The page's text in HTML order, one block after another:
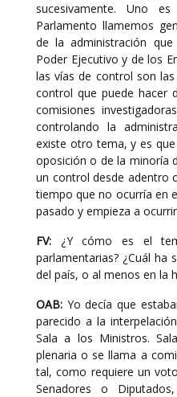
sucesivamente. Uno
Parlamento llamemos
de la administración
Poder Ejecutivo y de los
las vías de control son
control que puede hacer
comisiones
controlando la
existe otro tema, y es
oposición o de la minoría
un control desde adentro
tiempo que no ocurría en
pasado y empieza a
FV: ¿Y cómo es el
parlamentarias? ¿Cuál ha
del país, o al menos en la
OAB: Yo decía que
parecido a la
Sala a los Ministros.
plenaria o se llama a
tal, como requiere un
Senadores o